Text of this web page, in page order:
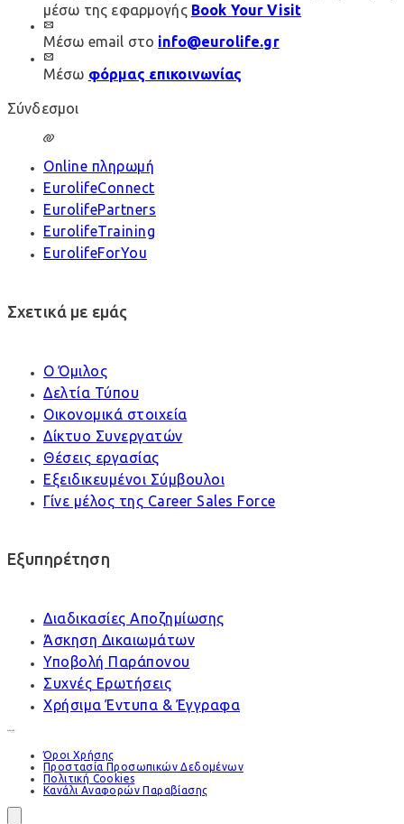
μέσω της εφαρμογής Book Your Visit
Μέσω email στο info@eurolife.gr
Μέσω φόρμας επικοινωνίας
Σύνδεσμοι
Online πληρωμή
EurolifeConnect
EurolifePartners
EurolifeTraining
EurolifeForYou
Σχετικά με εμάς
Ο Όμιλος
Δελτία Τύπου
Οικονομικά στοιχεία
Δίκτυο Συνεργατών
Θέσεις εργασίας
Εξειδικευμένοι Σύμβουλοι
Γίνε μέλος της Career Sales Force
Εξυπηρέτηση
Διαδικασίες Αποζημίωσης
Άσκηση Δικαιωμάτων
Υποβολή Παράπονου
Συχνές Ερωτήσεις
Χρήσιμα Έντυπα & Έγγραφα
Όροι Χρήσης
Προστασία Προσωπικών Δεδομένων
Πολιτική Cookies
Κανάλι Αναφορών Παραβίασης